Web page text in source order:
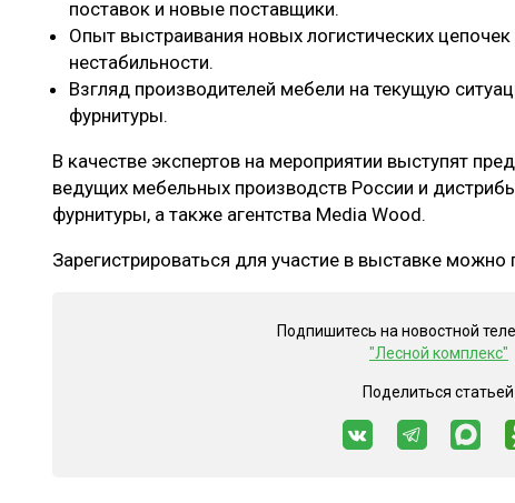
поставок и новые поставщики.
Опыт выстраивания новых логистических цепочек
нестабильности.
Взгляд производителей мебели на текущую
фурнитуры.
В качестве экспертов на мероприятии выступят
ведущих мебельных производств России и
фурнитуры, а также агентства Media Wood.
Зарегистрироваться для участие в выставке можно
Подпишитесь на новостной
"Лесной комплекс"
Поделиться статьей